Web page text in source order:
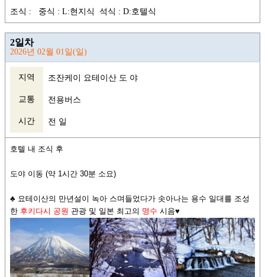
조식 : 중식 : L:현지식 석식 : D:호텔식
2일차
2026년 02월 01일(일)
지역 조잔케이 요테이산 도 야
교통 전용버스
시간 전 일
호텔 내 조식 후
도야 이동 (약 1시간 30분 소요)
♣ 요테이산의 만년설이 녹아 스며들었다가 솟아나는 용수 일대를 조성
한 후키다시 공원 관광 및 일본 최고의 명수 시음♥